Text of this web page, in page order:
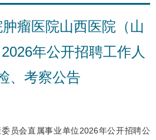
瘤医院山西医院（山
年公开招聘工作人
、考察公告
会直属事业单位2026年公开招聘公